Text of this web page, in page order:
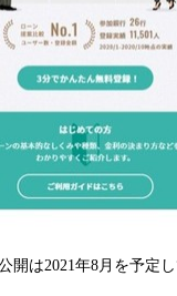
開は2021年8月を予定し